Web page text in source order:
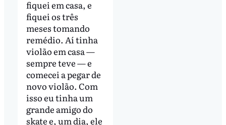
fiquei em casa, e
fiquei os três
meses tomando
remédio. Aí tinha
violão em casa —
sempre teve — e
comecei a pegar de
novo violão. Com
isso eu tinha um
grande amigo do
skate e, um dia, ele